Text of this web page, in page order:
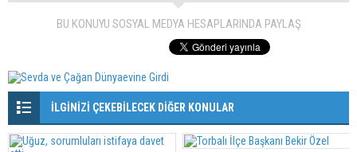
BU KONUYU SOSYAL MEDYA HESAPLARINDA PAYLAŞ
İLGİNİZİ ÇEKEBİLECEK DİĞER KONULAR